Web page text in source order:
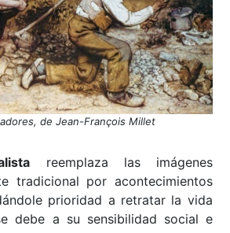
de Jean-François Millet
reemplaza las imágenes
tradicional por acontecimientos
prioridad a retratar la vida
debe a su sensibilidad social e